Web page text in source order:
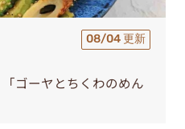
08/04 更新
ゴーヤとちくわのめん